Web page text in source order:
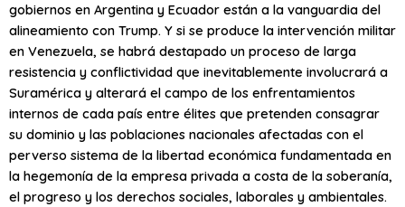
gobiernos en Argentina y Ecuador están a la vanguardia del
alineamiento con Trump. Y si se produce la intervención militar
en Venezuela, se habrá destapado un proceso de larga
resistencia y conflictividad que inevitablemente involucrará a
Suramérica y alterará el campo de los enfrentamientos
internos de cada país entre élites que pretenden consagrar
su dominio y las poblaciones nacionales afectadas con el
perverso sistema de la libertad económica fundamentada en
la hegemonía de la empresa privada a costa de la soberanía,
el progreso y los derechos sociales, laborales y ambientales.